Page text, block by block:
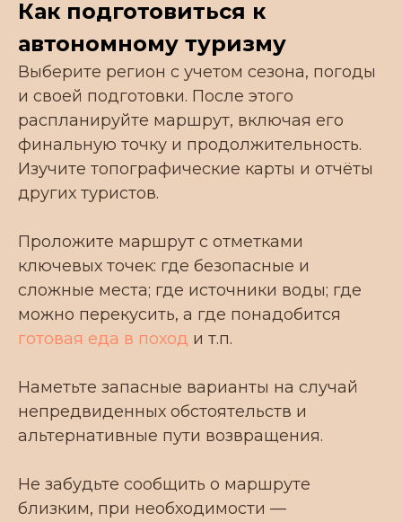
Как подготовиться к
автономному туризму
Выберите регион с учетом сезона, погоды
и своей подготовки. После этого
распланируйте маршрут, включая его
финальную точку и продолжительность.
Изучите топографические карты и отчёты
других туристов.
Проложите маршрут с отметками
ключевых точек: где безопасные и
сложные места; где источники воды; где
можно перекусить, а где понадобится
готовая еда в поход и т.п.
Наметьте запасные варианты на случай
непредвиденных обстоятельств и
альтернативные пути возвращения.
Не забудьте сообщить о маршруте
близким, при необходимости —